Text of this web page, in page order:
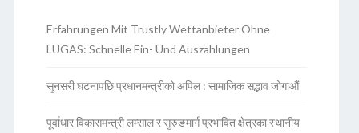
Erfahrungen Mit Trustly Wettanbieter Ohne
LUGAS: Schnelle Ein- Und Auszahlungen
सुनसरी घटनापछि प्रधानमन्त्रीको अपिल : सामाजिक सद्भाव जोगाऔं
पूर्वाधार विकासमन्त्री लम्साल र सुरुङमार्ग प्रभावित क्षेत्रका स्थानीय